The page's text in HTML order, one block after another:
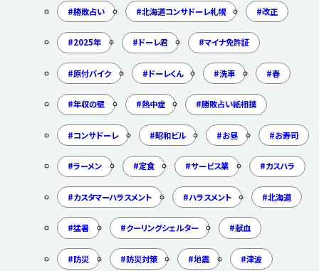
勝敗占い 北海道コンサドーレ札幌 改正
2025年 ドーレ君 マイナ免許証
原付バイク ドーレくん 洗車 春
年収の壁 熱中症 勝敗占い紙相撲
コンサドーレ 昭和ビル お昼 お寿司
ラーメン 定食 サービス業 カスハラ
カスタマーハラスメント ハラスメント 北海道
猛暑 クーリングシェルター 献血
防災 防災対策 地震 津波